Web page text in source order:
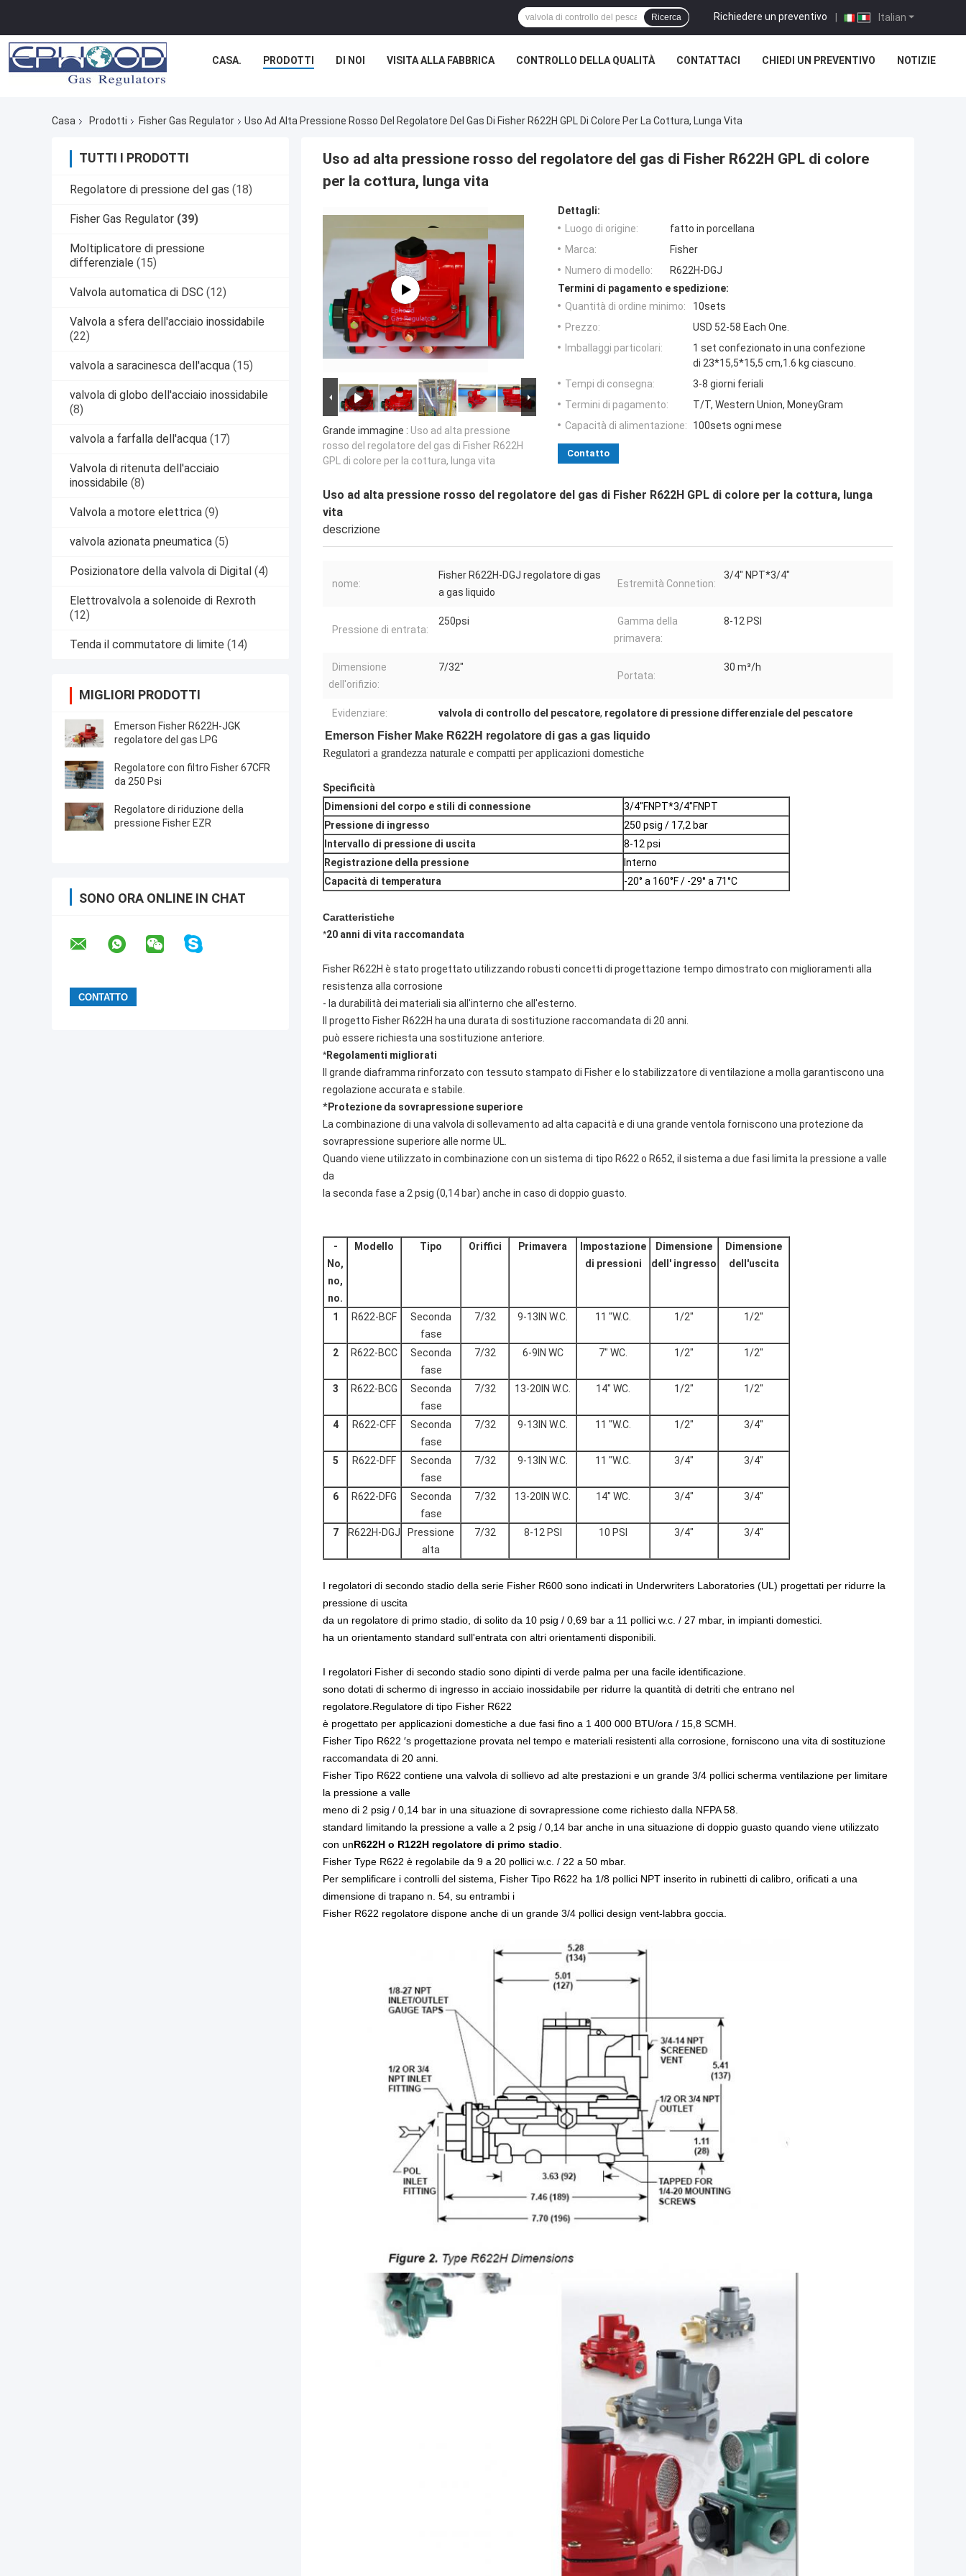
Italian
Richiedere un preventivo |
Ricerca
CASA. PRODOTTI DI NOI VISITA ALLA FABBRICA CONTROLLO DELLA QUALITÀ CONTATTACI CHIEDI UN PREVENTIVO NOTIZIE
Casa Prodotti Fisher Gas Regulator Uso Ad Alta Pressione Rosso Del Regolatore Del Gas Di Fisher R622H GPL Di Colore Per La Cottura, Lunga Vita
TUTTI I PRODOTTI
Regolatore di pressione del gas (18)
Fisher Gas Regulator (39)
Moltiplicatore di pressione
differenziale (15)
Valvola automatica di DSC (12)
Valvola a sfera dell'acciaio inossidabile
(22)
valvola a saracinesca dell'acqua (15)
valvola di globo dell'acciaio inossidabile
(8)
valvola a farfalla dell'acqua (17)
Valvola di ritenuta dell'acciaio
inossidabile (8)
Valvola a motore elettrica (9)
valvola azionata pneumatica (5)
Posizionatore della valvola di Digital (4)
Elettrovalvola a solenoide di Rexroth
(12)
Tenda il commutatore di limite (14)
MIGLIORI PRODOTTI
Emerson Fisher R622H-JGK
regolatore del gas LPG
Regolatore con filtro Fisher 67CFR
da 250 Psi
Regolatore di riduzione della
pressione Fisher EZR
SONO ORA ONLINE IN CHAT
Uso ad alta pressione rosso del regolatore del gas di Fisher R622H GPL di colore
per la cottura, lunga vita
Grande immagine : Uso ad alta pressione
rosso del regolatore del gas di Fisher R622H
GPL di colore per la cottura, lunga vita
Dettagli:
Luogo di origine:
fatto in porcellana
Marca:
Fisher
Numero di modello:
R622H-DGJ
Termini di pagamento e spedizione:
Quantità di ordine minimo:
10sets
Prezzo:
USD 52-58 Each One.
Imballaggi particolari:
1 set confezionato in una confezione
di 23*15,5*15,5 cm,1.6 kg ciascuno.
Tempi di consegna:
3-8 giorni feriali
Termini di pagamento:
T/T, Western Union, MoneyGram
Capacità di alimentazione:
100sets ogni mese
Contatto
Uso ad alta pressione rosso del regolatore del gas di Fisher R622H GPL di colore per la cottura, lunga
vita
descrizione
nome:
Fisher R622H-DGJ regolatore di gas
a gas liquido
Estremità Connetion:
3/4" NPT*3/4"
Pressione di entrata:
250psi
Gamma della
primavera:
8-12 PSI
Dimensione
dell'orifizio:
7/32"
Portata:
30 m³/h
Evidenziare: valvola di controllo del pescatore, regolatore di pressione differenziale del pescatore
Emerson Fisher Make R622H regolatore di gas a gas liquido
Regulatori a grandezza naturale e compatti per applicazioni domestiche
Specificità
Dimensioni del corpo e stili di connessione
3/4"FNPT*3/4"FNPT
Pressione di ingresso
250 psig / 17,2 bar
Intervallo di pressione di uscita
8-12 psi
Registrazione della pressione
Interno
Capacità di temperatura
-20° a 160°F / -29° a 71°C
Caratteristiche
*20 anni di vita raccomandata
Fisher R622H è stato progettato utilizzando robusti concetti di progettazione tempo dimostrato con miglioramenti alla
resistenza alla corrosione
- la durabilità dei materiali sia all'interno che all'esterno.
Il progetto Fisher R622H ha una durata di sostituzione raccomandata di 20 anni.
può essere richiesta una sostituzione anteriore.
*Regolamenti migliorati
Il grande diaframma rinforzato con tessuto stampato di Fisher e lo stabilizzatore di ventilazione a molla garantiscono una
regolazione accurata e stabile.
*Protezione da sovrapressione superiore
La combinazione di una valvola di sollevamento ad alta capacità e di una grande ventola forniscono una protezione da
sovrapressione superiore alle norme UL.
Quando viene utilizzato in combinazione con un sistema di tipo R622 o R652, il sistema a due fasi limita la pressione a valle
da
la seconda fase a 2 psig (0,14 bar) anche in caso di doppio guasto.
-
No,
no,
no.
Modello Tipo Oriffici Primavera
Impostazione
di pressioni
Dimensione
dell' ingresso
Dimensione
dell'uscita
1 R622-BCF
Seconda
fase
7/32 9-13IN W.C. 11 "W.C. 1/2" 1/2"
2 R622-BCC
Seconda
fase
7/32 6-9IN WC 7" WC. 1/2" 1/2"
3 R622-BCG
Seconda
fase
7/32 13-20IN W.C. 14" WC. 1/2" 1/2"
4 R622-CFF
Seconda
fase
7/32 9-13IN W.C. 11 "W.C. 1/2" 3/4"
5 R622-DFF
Seconda
fase
7/32 9-13IN W.C. 11 "W.C. 3/4" 3/4"
6 R622-DFG
Seconda
fase
7/32 13-20IN W.C. 14" WC. 3/4" 3/4"
7 R622H-DGJ
Pressione
alta
7/32 8-12 PSI 10 PSI 3/4" 3/4"
I regolatori di secondo stadio della serie Fisher R600 sono indicati in Underwriters Laboratories (UL) progettati per ridurre la
pressione di uscita
da un regolatore di primo stadio, di solito da 10 psig / 0,69 bar a 11 pollici w.c. / 27 mbar, in impianti domestici.
ha un orientamento standard sull'entrata con altri orientamenti disponibili.
I regolatori Fisher di secondo stadio sono dipinti di verde palma per una facile identificazione.
sono dotati di schermo di ingresso in acciaio inossidabile per ridurre la quantità di detriti che entrano nel
regolatore.Regulatore di tipo Fisher R622
è progettato per applicazioni domestiche a due fasi fino a 1 400 000 BTU/ora / 15,8 SCMH.
Fisher Tipo R622 ′s progettazione provata nel tempo e materiali resistenti alla corrosione, forniscono una vita di sostituzione
raccomandata di 20 anni.
Fisher Tipo R622 contiene una valvola di sollievo ad alte prestazioni e un grande 3/4 pollici scherma ventilazione per limitare
la pressione a valle
meno di 2 psig / 0,14 bar in una situazione di sovrapressione come richiesto dalla NFPA 58.
standard limitando la pressione a valle a 2 psig / 0,14 bar anche in una situazione di doppio guasto quando viene utilizzato
con unR622H o R122H regolatore di primo stadio.
Fisher Type R622 è regolabile da 9 a 20 pollici w.c. / 22 a 50 mbar.
Per semplificare i controlli del sistema, Fisher Tipo R622 ha 1/8 pollici NPT inserito in rubinetti di calibro, orificati a una
dimensione di trapano n. 54, su entrambi i
Fisher R622 regolatore dispone anche di un grande 3/4 pollici design vent-labbra goccia.